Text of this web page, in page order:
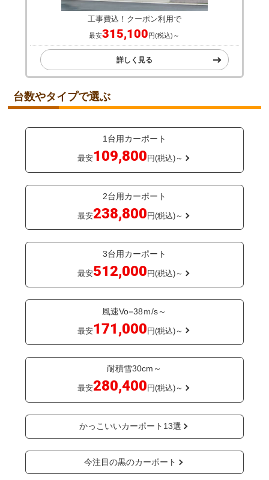
工事費込！クーポン利用で
最安315,100 円(税込)～
詳しく見る
台数やタイプで選ぶ
1台用カーポート
最安109,800 円(税込)～
2台用カーポート
最安238,800 円(税込)～
3台用カーポート
最安512,000 円(税込)～
風速Vo=38ｍ/s～
最安171,000 円(税込)～
耐積雪30cm～
最安280,400 円(税込)～
かっこいいカーポート13選
今注目の黒のカーポート